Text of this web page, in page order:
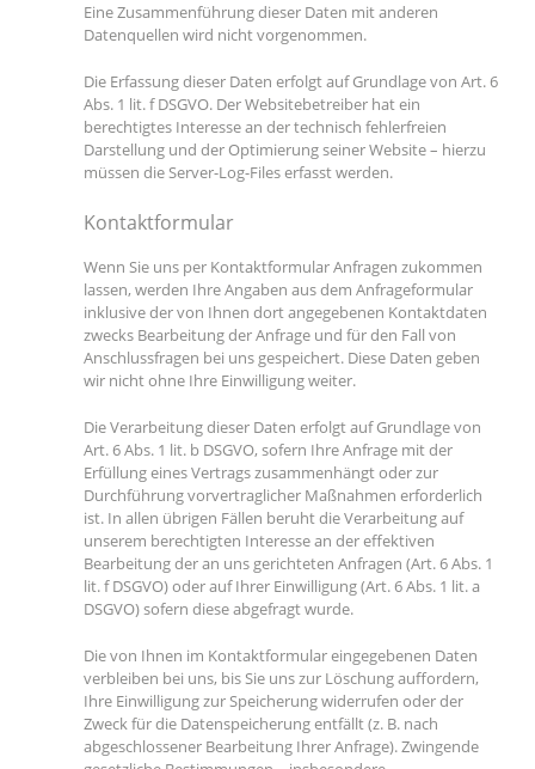
Eine Zusammenführung dieser Daten mit anderen
Datenquellen wird nicht vorgenommen.
Die Erfassung dieser Daten erfolgt auf Grundlage von Art. 6
Abs. 1 lit. f DSGVO. Der Websitebetreiber hat ein
berechtigtes Interesse an der technisch fehlerfreien
Darstellung und der Optimierung seiner Website – hierzu
müssen die Server-Log-Files erfasst werden.
Kontaktformular
Wenn Sie uns per Kontaktformular Anfragen zukommen
lassen, werden Ihre Angaben aus dem Anfrageformular
inklusive der von Ihnen dort angegebenen Kontaktdaten
zwecks Bearbeitung der Anfrage und für den Fall von
Anschlussfragen bei uns gespeichert. Diese Daten geben
wir nicht ohne Ihre Einwilligung weiter.
Die Verarbeitung dieser Daten erfolgt auf Grundlage von
Art. 6 Abs. 1 lit. b DSGVO, sofern Ihre Anfrage mit der
Erfüllung eines Vertrags zusammenhängt oder zur
Durchführung vorvertraglicher Maßnahmen erforderlich
ist. In allen übrigen Fällen beruht die Verarbeitung auf
unserem berechtigten Interesse an der effektiven
Bearbeitung der an uns gerichteten Anfragen (Art. 6 Abs. 1
lit. f DSGVO) oder auf Ihrer Einwilligung (Art. 6 Abs. 1 lit. a
DSGVO) sofern diese abgefragt wurde.
Die von Ihnen im Kontaktformular eingegebenen Daten
verbleiben bei uns, bis Sie uns zur Löschung auffordern,
Ihre Einwilligung zur Speicherung widerrufen oder der
Zweck für die Datenspeicherung entfällt (z. B. nach
abgeschlossener Bearbeitung Ihrer Anfrage). Zwingende